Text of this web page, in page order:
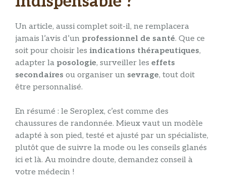
Un article, aussi complet soit-il, ne remplacera
jamais l’avis d’un professionnel de santé. Que ce
soit pour choisir les indications thérapeutiques,
adapter la posologie, surveiller les effets
secondaires ou organiser un sevrage, tout doit
être personnalisé.
En résumé : le Seroplex, c’est comme des
chaussures de randonnée. Mieux vaut un modèle
adapté à son pied, testé et ajusté par un spécialiste,
plutôt que de suivre la mode ou les conseils glanés
ici et là. Au moindre doute, demandez conseil à
votre médecin !